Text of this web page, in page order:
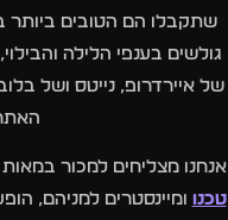
שתקבלו הם הטובים ביותר
גולשים בענפי הלילה
של איירדרופ, נייטס ושל
אנחנו מצליחים למכור
טכנו ומיינסטרים למניהם,